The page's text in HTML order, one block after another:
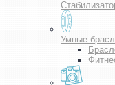
Умные